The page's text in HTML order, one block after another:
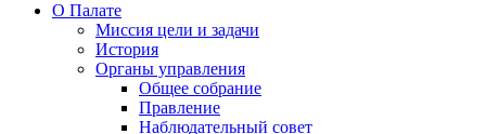
О Палате
Миссия цели и задачи
История
Органы управления
Общее собрание
Правление
Наблюдательный совет